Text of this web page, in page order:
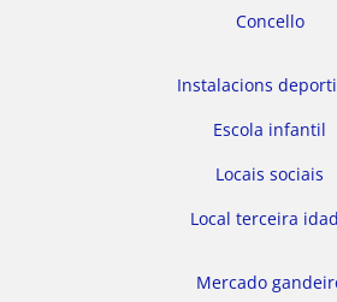
Concello
Instalacions
Escola infantil
Locais sociais
Local terceira
Mercado